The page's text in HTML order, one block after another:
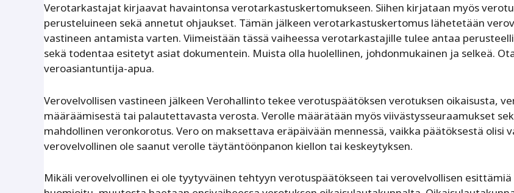
Verotarkastajat kirjaavat havaintonsa verotarkastuskertomukseen. Siihen kirjataan myös
perusteluineen sekä annetut ohjaukset. Tämän jälkeen verotarkastuskertomus lähetetään
vastineen antamista varten. Viimeistään tässä vaiheessa verotarkastajille tulee antaa
sekä todentaa esitetyt asiat dokumentein. Muista olla huolellinen, johdonmukainen ja selkeä.
veroasiantuntija-apua.
Verovelvollisen vastineen jälkeen Verohallinto tekee verotuspäätöksen verotuksen oikaisusta,
määräämisestä tai palautettavasta verosta. Verolle määrätään myös viivästysseuraamukset
mahdollinen veronkorotus. Vero on maksettava eräpäivään mennessä, vaikka päätöksestä olisi
verovelvollinen ole saanut verolle täytäntöönpanon kiellon tai keskeytyksen.
Mikäli verovelvollinen ei ole tyytyväinen tehtyyn verotuspäätökseen tai verovelvollisen esittämiä